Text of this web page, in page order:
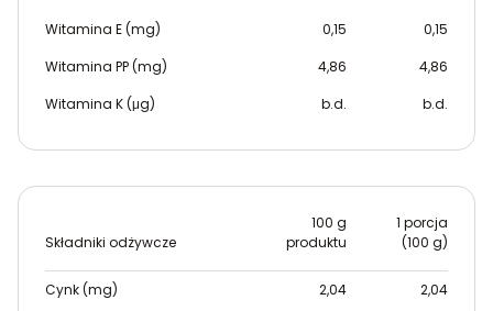
Witamina E (mg)
0,15
0,15
Witamina PP (mg)
4,86
4,86
Witamina K (μg)
b.d. b.d.
Składniki odżywcze
100 g
produktu
1 porcja
(100 g)
Cynk (mg) 2,04
2,04